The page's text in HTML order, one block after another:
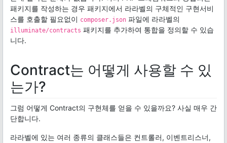
패키지를 작성하는 경우 패키지에서 라라벨의 구체적인 구현서비
스를 호출할 필요없이 composer.json 파일에 라라벨의
illuminate/contracts 패키지를 추가하여 통합을 정의할 수 있습
니다.
Contract는 어떻게 사용할 수 있
는가?
그럼 어떻게 Contract의 구현체를 얻을 수 있을까요? 사실 매우 간
단합니다.
라라벨에 있는 여러 종류의 클래스들은 컨트롤러, 이벤트리스너,